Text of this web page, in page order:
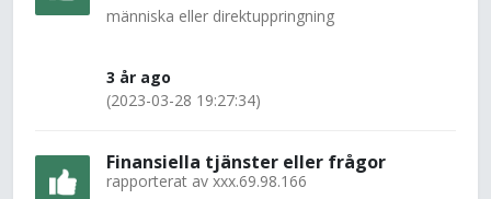
människa eller direktuppringning
3 år ago
(2023-03-28 19:27:34)
Finansiella tjänster eller frågor
rapporterat av xxx.69.98.166